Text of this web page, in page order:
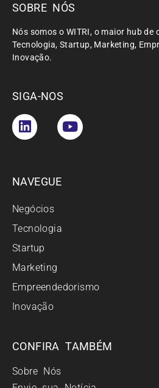
SOBRE NÓS
Nós somos o WITRI, o maior hub de
Tecnologia, Startup, Marketing,
Inovação.
SIGA-NOS
NAVEGUE
Negócios
Tecnologia
Startup
Marketing
Empreendedorismo
Inovação
CONFIRA TAMBÉM
Sobre Nós